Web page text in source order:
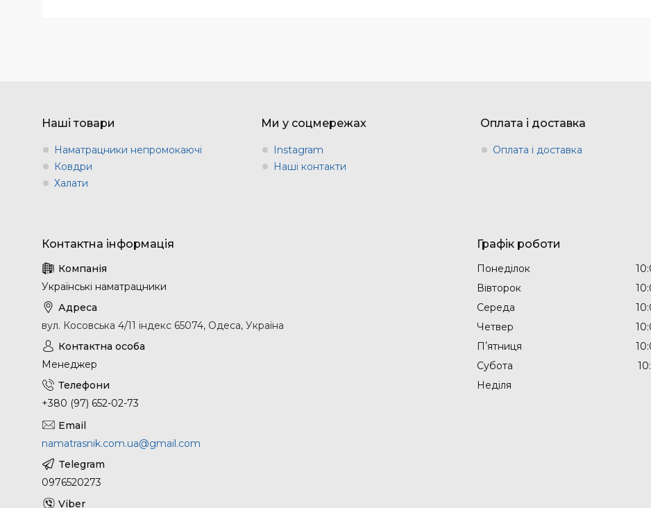
Наші товари
Наматрацники непромокаючі
Ковдри
Халати
Ми у соцмережах
Instagram
Наші контакти
Оплата і доставка
Оплата і доставка
Українські наматрацники
вул. Косовська 4/11 індекс 65074, Одеса, Україна
Менеджер
+380 (97) 652-02-73
namatrasnik.com.ua@gmail.com
0976520273
Графік роботи
Понеділок
Вівторок
Середа
Четвер
Пʼятниця
Субота
Неділя